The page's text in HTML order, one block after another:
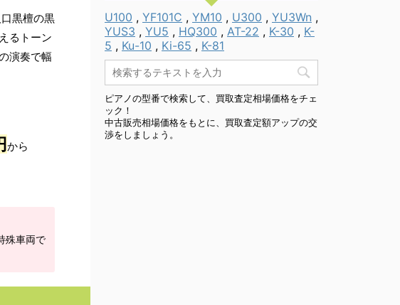
黒檀の黒
るトーン
演奏で幅
から
殊車両で
U100 , YF101C , YM10 , U300 , YU3Wn ,
YUS3 , YU5 , HQ300 , AT-22 , K-30 , K-
5 , Ku-10 , Ki-65 , K-81
ピアノの型番で検索して、買取査定相場価格をチェ
ック！
中古販売相場価格をもとに、買取査定額アップの交
渉をしましょう。